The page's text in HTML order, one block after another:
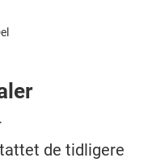
de tidligere